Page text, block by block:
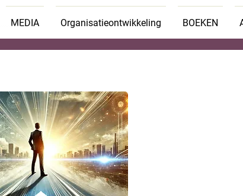
MEDIA Organisatieontwikkeling BOEKEN